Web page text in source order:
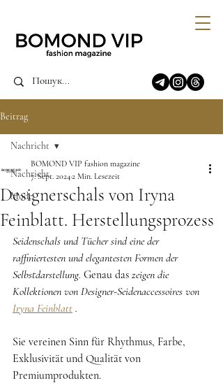
Beitrag
Nachricht
Mode
Nachricht
Designerschals von Iryna
Feinblatt. Herstellungsprozess
BOMOND VIP fashion magazine
7. Sept. 20242 Min. Lesezeit
Seidenschals und Tücher sind eine der
raffiniertesten und elegantesten Formen der
Selbstdarstellung. Genau das zeigen die
Kollektionen von Designer-Seidenaccessoires von
Iryna Feinblatt .
Sie vereinen Sinn für Rhythmus, Farbe,
Exklusivität und Qualität von
Premiumprodukten.